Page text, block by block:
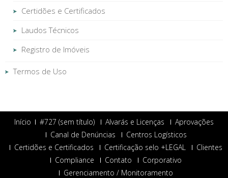
Certidões e Certificados
Laudos Técnicos
Registro de Imóveis
Termos de Uso
Início #727 (sem título) Alvarás e Licenças
Aprovações
Canal de Denúncias
Centros Logísticos
Certidões e Certificados
Certificação selo +LEGAL
Clientes
Compliance
Contato
Corporativo
Gerenciamento / Monitoramento